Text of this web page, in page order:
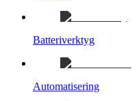
Batteriverktyg
Automatisering